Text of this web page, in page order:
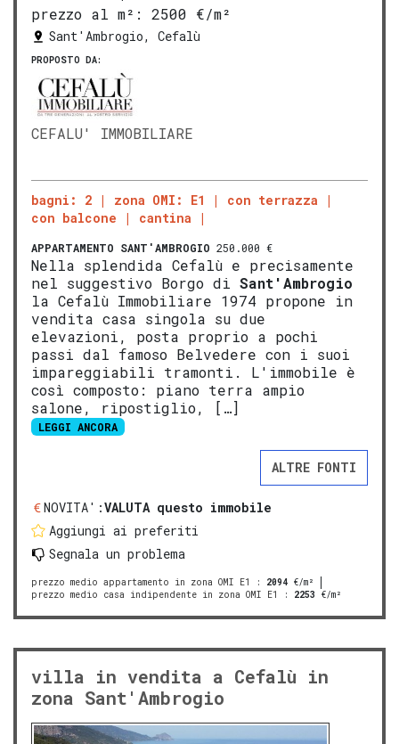
prezzo al m²:
2500 €/m²
Sant'Ambrogio, Cefalù
PROPOSTO DA:
CEFALU' IMMOBILIARE
bagni: 2 zona OMI: E1
con terrazza
con balcone
cantina
APPARTAMENTO SANT'AMBROGIO 250.000 €
Nella splendida Cefalù e precisamente
nel suggestivo Borgo di Sant'Ambrogio
la Cefalù Immobiliare 1974 propone in
vendita casa singola su due
elevazioni, posta proprio a pochi
passi dal famoso Belvedere con i suoi
impareggiabili tramonti. L'immobile è
così composto: piano terra ampio
salone, ripostiglio, […]
LEGGI ANCORA
ALTRE FONTI
NOVITA':VALUTA questo immobile
Aggiungi ai preferiti
Segnala un problema
prezzo medio appartamento in zona OMI E1 : 2094 €/m²
prezzo medio casa indipendente in zona OMI E1
: 2253 €/m²
villa in vendita a Cefalù in
zona Sant'Ambrogio